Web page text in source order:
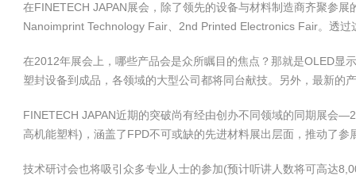
在FINETECH JAPAN展会，除了领先的设备与材料制造商齐聚参
Nanoimprint Technology Fair、2nd Printed Electronics Fair。透
在2012年展会上，哪些产品会是众所瞩目的焦点？那就是OLED显
塑封设备到成品，各领域的大型公司都将同台献技。另外，最新
FINETECH JAPAN近期的突破尚有经由创办不同领域的同期展会
高机能塑料)，涵盖了FPD不可或缺的先进材料展出层面，推动了
技术研讨会也将吸引众多专业人士的参加(预计听讲人数将可高达